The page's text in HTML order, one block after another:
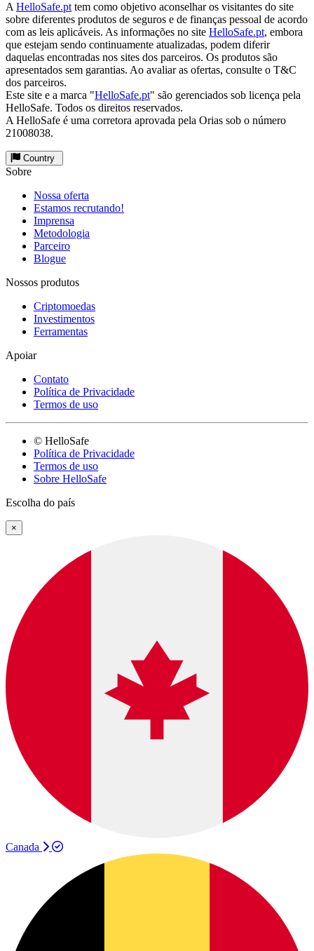
A HelloSafe.pt tem como objetivo aconselhar os visitantes do site
sobre diferentes produtos de seguros e de finanças pessoal de acordo
com as leis aplicáveis. As informações no site HelloSafe.pt, embora
que estejam sendo continuamente atualizadas, podem diferir
daquelas encontradas nos sites dos parceiros. Os produtos são
apresentados sem garantias. Ao avaliar as ofertas, consulte o T&C
dos parceiros.
Este site e a marca "HelloSafe.pt" são gerenciados sob licença pela
HelloSafe. Todos os direitos reservados.
A HelloSafe é uma corretora aprovada pela Orias sob o número
21008038.
Country
Sobre
Nossa oferta
Estamos recrutando!
Imprensa
Metodologia
Parceiro
Blogue
Nossos produtos
Criptomoedas
Investimentos
Ferramentas
Apoiar
Contato
Política de Privacidade
Termos de uso
© HelloSafe
Política de Privacidade
Termos de uso
Sobre HelloSafe
Escolha do país
×
Canada